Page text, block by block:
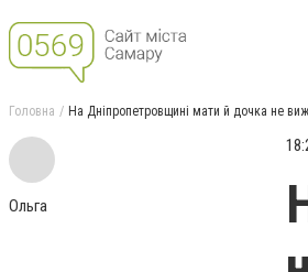
Головна На Дніпропетровщині мати й дочка не
Ольга